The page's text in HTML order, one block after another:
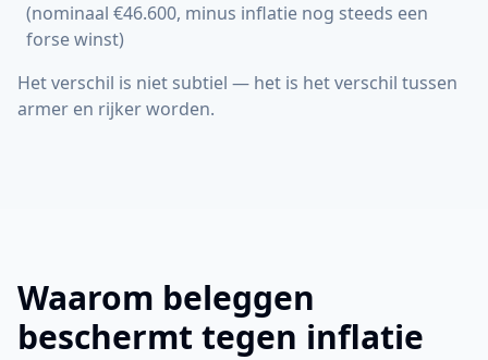
(nominaal €46.600, minus inflatie nog steeds een
forse winst)
Het verschil is niet subtiel — het is het verschil tussen
armer en rijker worden.
Waarom beleggen
beschermt tegen inflatie